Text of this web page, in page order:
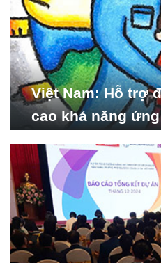
Việt Nam: Hỗ trợ
cao khả năng